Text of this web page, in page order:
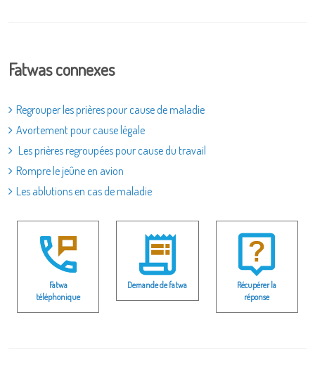
Fatwas connexes
Regrouper les prières pour cause de maladie
Avortement pour cause légale
Les prières regroupées pour cause du travail
Rompre le jeûne en avion
Les ablutions en cas de maladie
Fatwa
téléphonique
Demande de fatwa
Récupérer la
réponse